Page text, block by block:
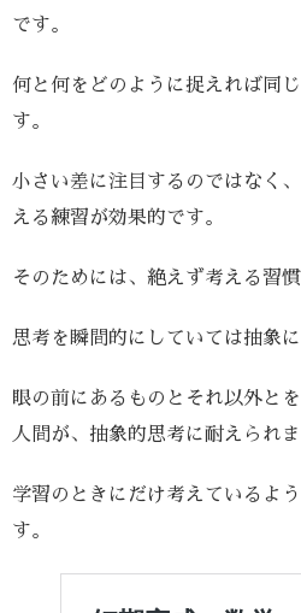
です。
何と何をどのように捉えれば同
す。
小さい差に注目するのではなく
える練習が効果的です。
そのためには、絶えず考える習
思考を瞬間的にしていては抽象
眼の前にあるものとそれ以外と
人間が、抽象的思考に耐えられま
学習のときにだけ考えているよ
す。